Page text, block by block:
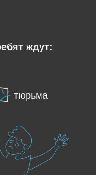
ждут:
тюрьма